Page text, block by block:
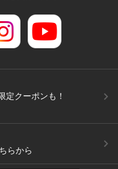
定クーポンも！
らから